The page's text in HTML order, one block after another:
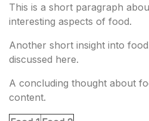
This is a short paragraph
interesting aspects of food.
Another short insight into
discussed here.
A concluding thought about
content.